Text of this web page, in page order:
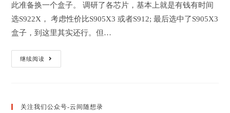
此准备换一个盒子。 调研了各芯片，基本上就是有钱有时间
选S922X， 考虑性价比S905X3 或者S912; 最后选中了S905X3
盒子，到这里其实还行。但…
继续阅读
记
一
S905X3
关注我们公众号-云间随想录